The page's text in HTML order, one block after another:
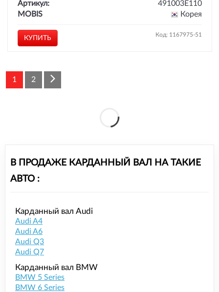
Артикул:
491003E110
MOBIS
Корея
КУПИТЬ Код: 1167975-51
1 2
В ПРОДАЖЕ КАРДАННЫЙ ВАЛ НА ТАКИЕ
АВТО :
Карданный вал Audi
Audi A4
Audi A6
Audi Q3
Audi Q7
Карданный вал BMW
BMW 5 Series
BMW 6 Series